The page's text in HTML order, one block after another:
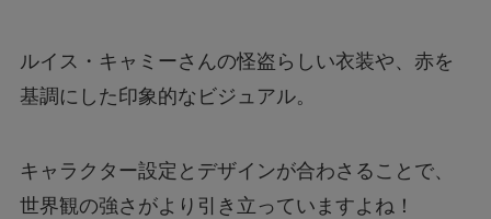
ルイス・キャミーさんの怪盗らしい衣装や、赤を
基調にした印象的なビジュアル。
キャラクター設定とデザインが合わさることで、
世界観の強さがより引き立っていますよね！